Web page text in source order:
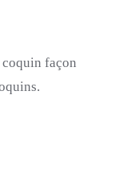
coquin façon